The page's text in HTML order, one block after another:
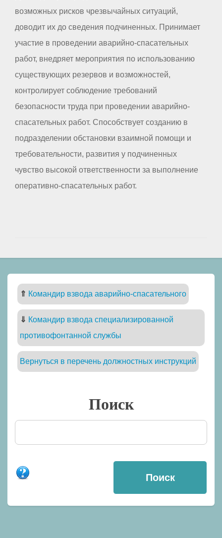
возможных рисков чрезвычайных ситуаций,
доводит их до сведения подчиненных. Принимает
участие в проведении аварийно-спасательных
работ, внедряет мероприятия по использованию
существующих резервов и возможностей,
контролирует соблюдение требований
безопасности труда при проведении аварийно-
спасательных работ. Способствует созданию в
подразделении обстановки взаимной помощи и
требовательности, развития у подчиненных
чувство высокой ответственности за выполнение
оперативно-спасательных работ.
⇑ Командир взвода аварийно-спасательного
⇓ Командир взвода специализированной
противофонтанной службы
Вернуться в перечень должностных инструкций
Поиск